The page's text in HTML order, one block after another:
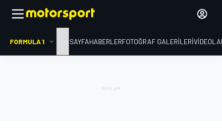
FORMULA 1 ANA SAYFAHABERLERFOTOĞRAF GALERILERI